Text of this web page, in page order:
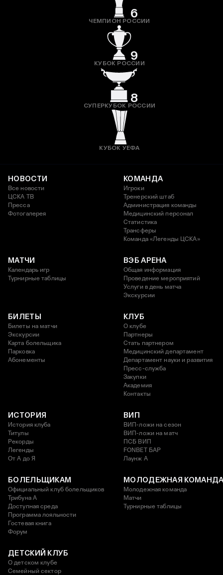
6
ЧЕМПИОН РОССИИ
9
КУБОК РОССИИ
8
СУПЕРКУБОК РОССИИ
КУБОК УЕФА
НОВОСТИ
Все новости
ЦСКА ТВ
Пресса
Фотогалерея
КОМАНДА
Игроки
Тренерский штаб
Администрация команды
Медицинский персонал
Статистика
Трансферы
Команда «Легенды ЦСКА»
МАТЧИ
Календарь игр
Турнирные таблицы
ВЭБ АРЕНА
Общая информация
Проведение мероприятий
Услуги в день матча
Экскурсии
БИЛЕТЫ
Билеты на матчи
Экскурсии
Карта болельщика
Парковка
Абонементы
КЛУБ
О клубе
Партнеры
Стать партнером
Медицинский департамент
Департамент науки и развития
Пресс-служба
Закупки
Академия
Контакты
ИСТОРИЯ
История клуба
Титулы
Рекорды
Легенды
От А до Я
ВИП
ВИП-ложи на сезон
ВИП-ложи на матч
ПСБ ВИП
FONBET БАР
Лаунж A
БОЛЕЛЬЩИКАМ
Официальный клуб болельщиков
Трибуна А
Доступная среда
Программа лояльности
Гостевая книга
Форум
МОЛОДЕЖНАЯ
Молодежная команда
Матчи
Турнирные таблицы
ДЕТСКИЙ КЛУБ
О детском клубе
Семейный сектор